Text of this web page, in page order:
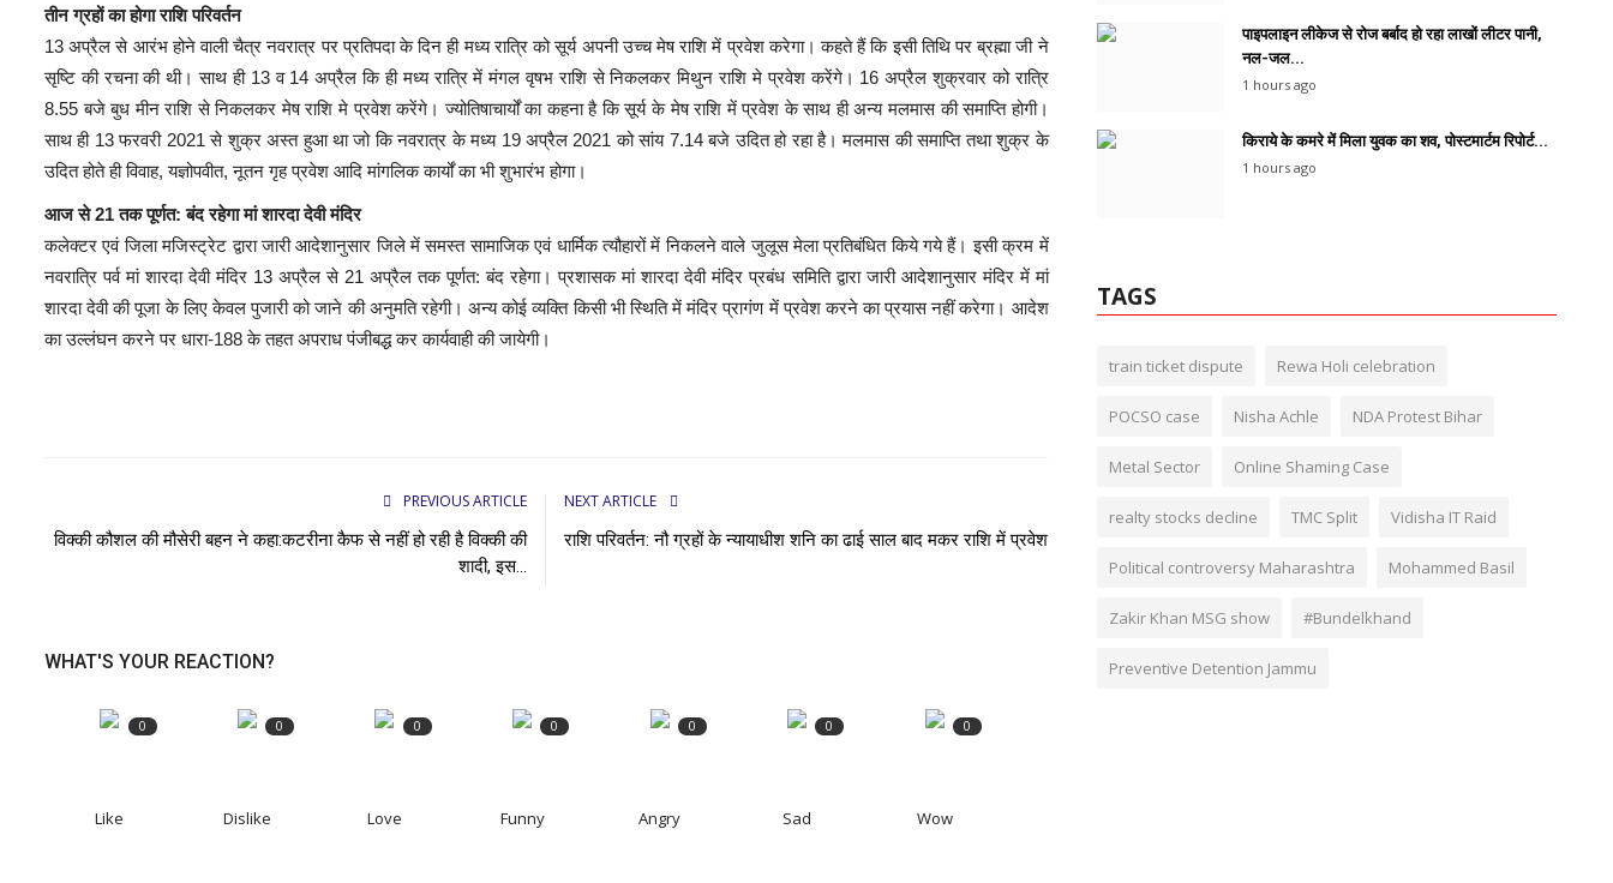
तीन ग्रहों का होगा राशि परिवर्तन
13 अप्रैल से आरंभ होने वाली चैत्र नवरात्र पर प्रतिपदा के दिन ही मध्य रात्रि को सूर्य अपनी उच्च मेष राशि में प्रवेश करेगा। कहते हैं कि इसी तिथि पर ब्रह्मा जी ने
सृष्टि की रचना की थी। साथ ही 13 व 14 अप्रैल कि ही मध्य रात्रि में मंगल वृषभ राशि से निकलकर मिथुन राशि मे प्रवेश करेंगे। 16 अप्रैल शुक्रवार को रात्रि
8.55 बजे बुध मीन राशि से निकलकर मेष राशि मे प्रवेश करेंगे। ज्योतिषाचार्यों का कहना है कि सूर्य के मेष राशि में प्रवेश के साथ ही अन्य मलमास की समाप्ति होगी।
साथ ही 13 फरवरी 2021 से शुक्र अस्त हुआ था जो कि नवरात्र के मध्य 19 अप्रैल 2021 को सांय 7.14 बजे उदित हो रहा है। मलमास की समाप्ति तथा शुक्र के
उदित होते ही विवाह, यज्ञोपवीत, नूतन गृह प्रवेश आदि मांगलिक कार्यों का भी शुभारंभ होगा।
आज से 21 तक पूर्णत: बंद रहेगा मां शारदा देवी मंदिर
कलेक्टर एवं जिला मजिस्ट्रेट द्वारा जारी आदेशानुसार जिले में समस्त सामाजिक एवं धार्मिक त्यौहारों में निकलने वाले जुलूस मेला प्रतिबंधित किये गये हैं। इसी क्रम में
नवरात्रि पर्व मां शारदा देवी मंदिर 13 अप्रैल से 21 अप्रैल तक पूर्णत: बंद रहेगा। प्रशासक मां शारदा देवी मंदिर प्रबंध समिति द्वारा जारी आदेशानुसार मंदिर में मां
शारदा देवी की पूजा के लिए केवल पुजारी को जाने की अनुमति रहेगी। अन्य कोई व्यक्ति किसी भी स्थिति में मंदिर प्रागंण में प्रवेश करने का प्रयास नहीं करेगा। आदेश
का उल्लंघन करने पर धारा-188 के तहत अपराध पंजीबद्ध कर कार्यवाही की जायेगी।
PREVIOUS ARTICLE
विक्की कौशल की मौसेरी बहन ने कहा:कटरीना कैफ से नहीं हो रही है विक्की की
शादी, इस...
NEXT ARTICLE
राशि परिवर्तन: नौ ग्रहों के न्यायाधीश शनि का ढाई साल बाद मकर राशि में प्रवेश
WHAT'S YOUR REACTION?
0
Like
0
Dislike
0
Love
0
Funny
0
Angry
0
Sad
0
Wow
पाइपलाइन लीकेज से रोज बर्बाद हो रहा लाखों लीटर पानी,
नल-जल...
1 hours ago
किराये के कमरे में मिला युवक का शव, पोस्टमार्टम रिपोर्ट...
1 hours ago
TAGS
train ticket dispute Rewa Holi celebration
POCSO case Nisha Achle NDA Protest Bihar
Metal Sector Online Shaming Case
realty stocks decline TMC Split Vidisha IT Raid
Political controversy Maharashtra Mohammed Basil
Zakir Khan MSG show #Bundelkhand
Preventive Detention Jammu